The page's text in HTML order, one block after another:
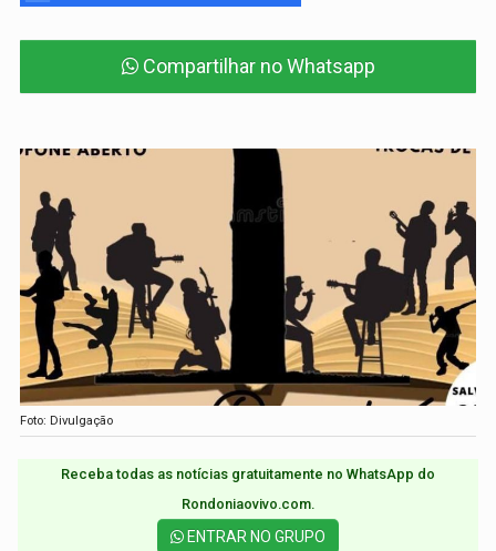
Compartilhar no Whatsapp
Foto: Divulgação
Receba todas as notícias gratuitamente no WhatsApp do
Rondoniaovivo.com.​
ENTRAR NO GRUPO